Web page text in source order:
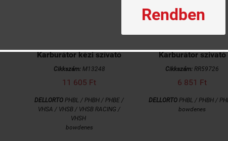
Rendben
Karburátor kézi szívató
Cikkszám:M13248
11 605 Ft
DELLORTOPHBL / PHBH / PHBE /
VHSA / VHSB / VHSB RACING /
VHSH
bowdenes
Karburátor szivató
Cikkszám: RR59726
6 851 Ft
DELLORTOPHBL / PHBH /
bowdenes